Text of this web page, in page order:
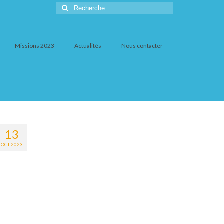
Rechercher
:
Missions 2023 Actualités Nous contacter
13
OCT 2023